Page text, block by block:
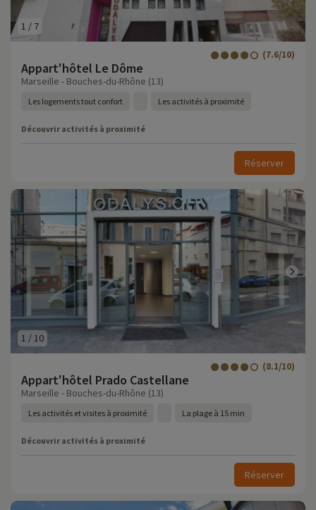
1 / 7
Appart'hôtel Le Dôme
(7.6/10)
Marseille - Bouches-du-Rhône (13)
Les logements tout confort Les activités à proximité
Découvrir activités à proximité
Réserver
1 / 10
Appart'hôtel Prado Castellane
(8.1/10)
Marseille - Bouches-du-Rhône (13)
Les activités et visites à proximité La plage à 15 min
Découvrir activités à proximité
Réserver